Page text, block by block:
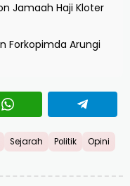
Jamaah Haji Kloter
Forkopimda Arungi
Sejarah Politik
Opini